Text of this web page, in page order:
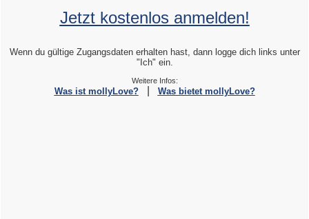
Jetzt kostenlos anmelden!
Wenn du gültige Zugangsdaten erhalten hast, dann logge dich links unter
"Ich" ein.
Weitere Infos:
Was ist mollyLove?| Was bietet mollyLove?